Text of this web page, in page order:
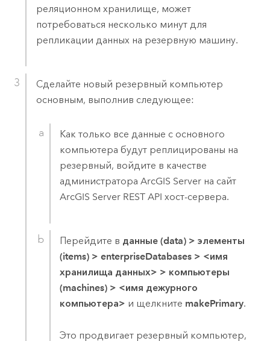
реляционном хранилище, может
потребоваться несколько минут для
репликации данных на резервную машину.
Сделайте новый резервный компьютер
основным, выполнив следующее:
Как только все данные с основного
компьютера будут реплицированы на
резервный, войдите в качестве
администратораArcGIS Server на сайт
ArcGIS Server REST API хост-сервера.
Перейдите в данные (data) > элементы
(items) > enterpriseDatabases > <имя
хранилища данных> > компьютеры
(machines) > <имя дежурного
компьютера> и щелкните makePrimary.
Это продвигает резервный компьютер,